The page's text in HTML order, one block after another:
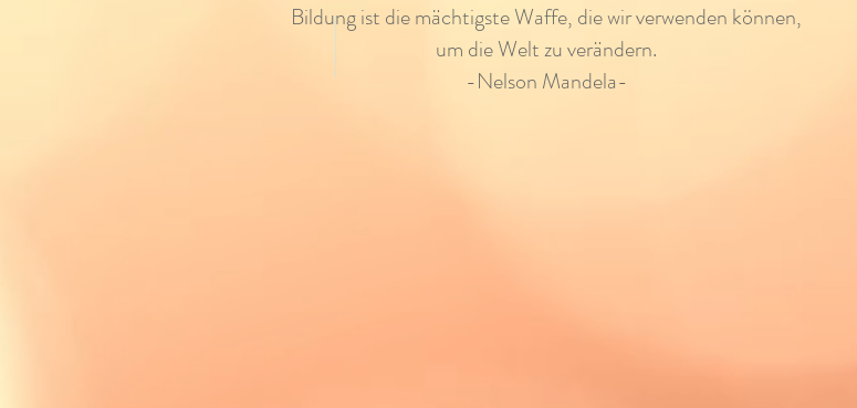
Bildung ist die mächtigste Waffe, die wir verwenden können,
um die Welt zu verändern.
-Nelson Mandela-